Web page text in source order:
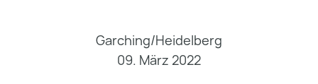
Garching/Heidelberg
09. März 2022